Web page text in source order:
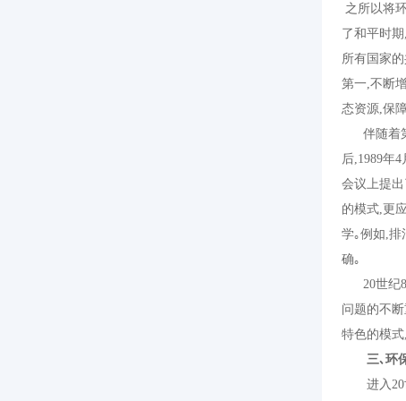
之所以将
了和平时期
所有国家
第一 ,不断
态资源 ,保
伴随着第
后 ,1989年4
会议上提
的模式 更
学｡例如 ,排
确｡
20世纪
问题的不
特色的模式
三､环保
进入 20